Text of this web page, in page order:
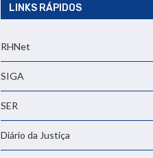
LINKS RÁPIDOS
RHNet
SIGA
SER
Diário da Justiça